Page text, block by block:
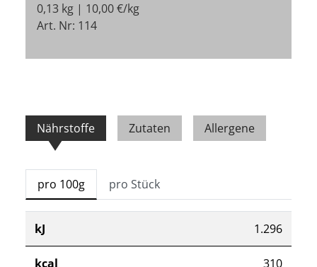
0,13 kg | 10,00 €/kg
Art. Nr: 114
Nährstoffe Zutaten Allergene
pro 100g pro Stück
kJ 1.296
kcal 310